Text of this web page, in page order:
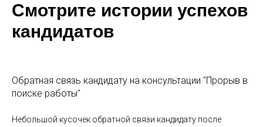
Смотрите истории успехов
кандидатов
Обратная связь кандидату на консультации "Прорыв в
поиске работы"
Небольшой кусочек обратной связи кандидату после